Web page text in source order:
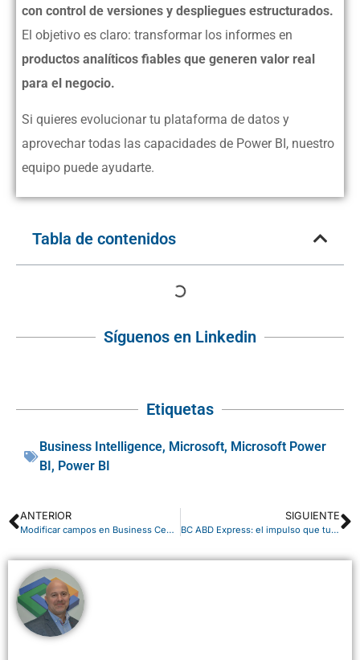
con control de versiones y despliegues estructurados.
El objetivo es claro: transformar los informes en
productos analíticos fiables que generen valor real
para el negocio.
Si quieres evolucionar tu plataforma de datos y
aprovechar todas las capacidades de Power BI, nuestro
equipo puede ayudarte.
Tabla de contenidos
Síguenos en Linkedin
Etiquetas
Business Intelligence, Microsoft, Microsoft Power
BI , Power BI
ANTERIOR
Modificar campos en Business Central: qué puedes cambiar y qué no
SIGUIENTE
BC ABD Express: el impulso que tu PyME necesita para digitalizarse en tiempo récord